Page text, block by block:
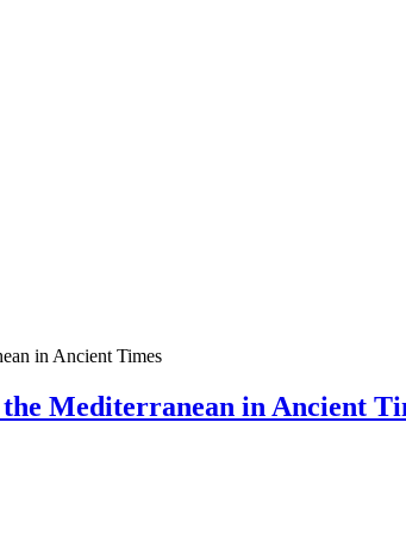
in Ancient Times
Mediterranean in Ancient